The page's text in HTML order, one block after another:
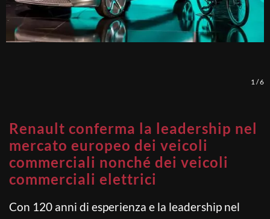
1 /6
Renault conferma la leadership nel
mercato europeo dei veicoli
commerciali nonché dei veicoli
commerciali elettrici
Con 120 anni di esperienza e la leadership nel